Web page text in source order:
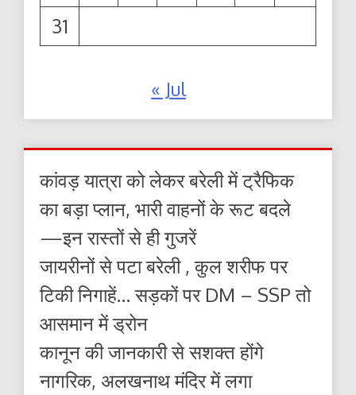
31
« Jul
कांवड़ यात्रा को लेकर बरेली में ट्रैफिक
का बड़ा प्लान, भारी वाहनों के रूट बदले
—इन रास्तों से ही गुजरें
जायरीनों से पटा बरेली , कुल शरीफ पर
टिकी निगाहें… सड़कों पर DM – SSP तो
आसमान में ड्रोन
कानून की जानकारी से सशक्त होंगे
नागरिक, अलखनाथ मंदिर में लगा